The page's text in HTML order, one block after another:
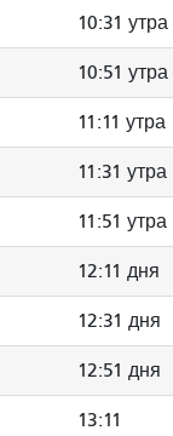
10:31 утра
10:51 утра
11:11 утра
11:31 утра
11:51 утра
12:11 дня
12:31 дня
12:51 дня
13:11